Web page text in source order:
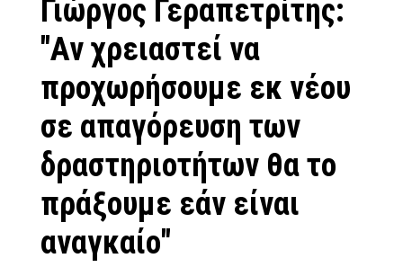
Γιώργος Γεραπετρίτης:
"Αν χρειαστεί να
προχωρήσουμε εκ νέου
σε απαγόρευση των
δραστηριοτήτων θα το
πράξουμε εάν είναι
αναγκαίο"